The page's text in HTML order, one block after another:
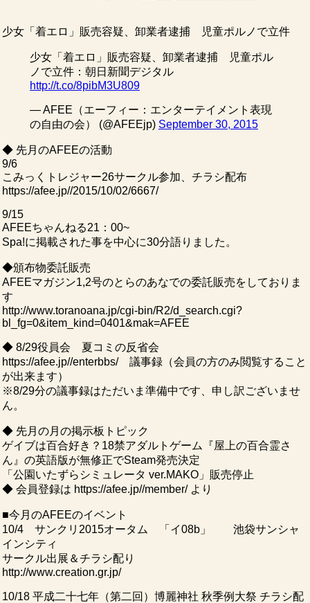
少女「着エロ」販売容疑、卸業者逮捕 児童ポルノで立件
少女「着エロ」販売容疑、卸業者逮捕 児童ポル
ノで立件：朝日新聞デジタル
http://t.co/8pibM3U809
— AFEE（エーフィー：エンターテイメント表現
の自由の会） (@AFEEjp) September 30, 2015
◆ 先月のAFEEの活動
9/6
こみっくトレジャー26サークル参加、チラシ配布
https://afee.jp//2015/10/02/6667/
9/15
AFEEちゃんねる21：00~
Spa!に掲載された事を中心に30分語りました。
◆頒布物委託販売
AFEEマガジン1,2号のとらのあなでの委託販売をしておりま
す
http://www.toranoana.jp/cgi-bin/R2/d_search.cgi?
bl_fg=0&item_kind=0401&mak=AFEE
◆ 8/29役員会 夏コミの反省会
https://afee.jp//enterbbs/ 議事録（会員の方のみ閲覧すること
が出来ます）
※8/29分の議事録はただいま準備中です、申し訳ございませ
ん。
◆ 先月の月の掲示板トピック
ゲイブは百合好き？18禁アダルトゲーム『屋上の百合霊さ
ん』の英語版が無修正でSteam発売決定
「公園いたずらシミュレータ ver.MAKO」販売停止
◆ 会員登録は https://afee.jp//member/ より
■今月のAFEEのイベント
10/4 サンクリ2015オータム 「イ08b」 池袋サンシャ
インシティ
サークル出展＆チラシ配り
http://www.creation.gr.jp/
10/18 平成二十七年（第二回）博麗神社 秋季例大祭 チラシ配